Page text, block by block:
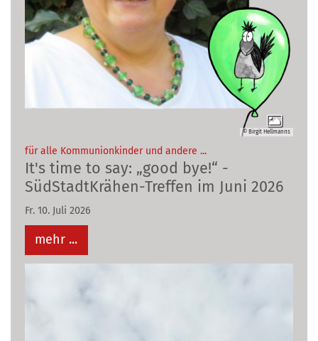
© Birgit Hellmanns
für alle Kommunionkinder und andere ...:
It's time to say: „good bye!“ -
SüdStadtKrähen-Treffen im Juni 2026
Fr. 10. Juli 2026
mehr ...